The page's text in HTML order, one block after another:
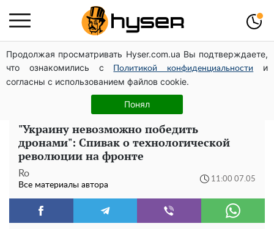
Продолжая просматривать Hyser.com.ua Вы подтверждаете,
что ознакомились с
Политикой конфиденциальности
и
согласны с использованием файлов cookie.
Понял
Может ли Почтовая площадь стать главной точкой
входа в исторический Киев
Голая Елена Тополя в интересных позах заставила
отвисать челюсти: слив видео – было только началом
"Украину невозможно победить
дронами": Спивак о технологической
революции на фронте
Ro
Все материалы автора
11:00 07.05